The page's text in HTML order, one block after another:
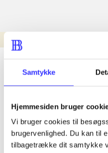
Samtykke
Hjemmesiden bruger
Vi bruger cookies til
brugervenlighed. Du kan til
tilbagetrække dit samtykke
Nyhed
lorem ipsum dolor sit amet
lorem ipsum dolor sit amet
lorem ipsum dolor sit amet
lorem ipsum dolor sit amet